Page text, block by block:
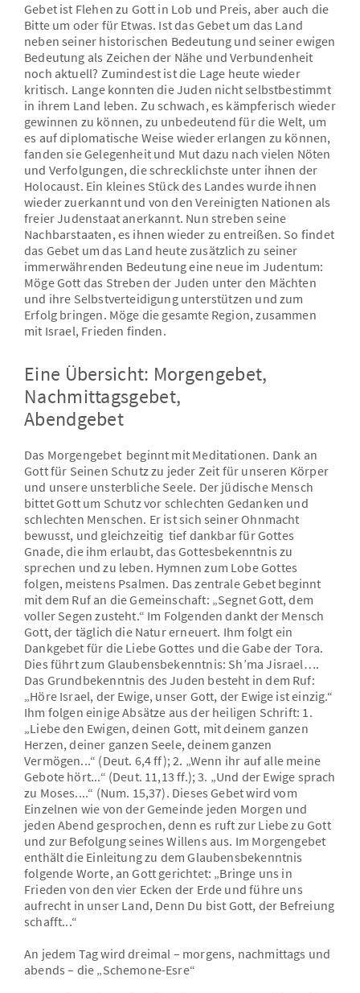
Gebet ist Flehen zu Gott in Lob und Preis, aber auch die
Bitte um oder für Etwas. Ist das Gebet um das Land
neben seiner historischen Bedeutung und seiner ewigen
Bedeutung als Zeichen der Nähe und Verbundenheit
noch aktuell? Zumindest ist die Lage heute wieder
kritisch. Lange konnten die Juden nicht selbstbestimmt
in ihrem Land leben. Zu schwach, es kämpferisch wieder
gewinnen zu können, zu unbedeutend für die Welt, um
es auf diplomatische Weise wieder erlangen zu können,
fanden sie Gelegenheit und Mut dazu nach vielen Nöten
und Verfolgungen, die schrecklichste unter ihnen der
Holocaust. Ein kleines Stück des Landes wurde ihnen
wieder zuerkannt und von den Vereinigten Nationen als
freier Judenstaat anerkannt. Nun streben seine
Nachbarstaaten, es ihnen wieder zu entreißen. So findet
das Gebet um das Land heute zusätzlich zu seiner
immerwährenden Bedeutung eine neue im Judentum:
Möge Gott das Streben der Juden unter den Mächten
und ihre Selbstverteidigung unterstützen und zum
Erfolg bringen. Möge die gesamte Region, zusammen
mit Israel, Frieden finden.
Eine Übersicht: Morgengebet,
Nachmittagsgebet,
Abendgebet
Das Morgengebet beginnt mit Meditationen. Dank an
Gott für Seinen Schutz zu jeder Zeit für unseren Körper
und unsere unsterbliche Seele. Der jüdische Mensch
bittet Gott um Schutz vor schlechten Gedanken und
schlechten Menschen. Er ist sich seiner Ohnmacht
bewusst, und gleichzeitig tief dankbar für Gottes
Gnade, die ihm erlaubt, das Gottesbekenntnis zu
sprechen und zu leben. Hymnen zum Lobe Gottes
folgen, meistens Psalmen. Das zentrale Gebet beginnt
mit dem Ruf an die Gemeinschaft: „Segnet Gott, dem
voller Segen zusteht.“ Im Folgenden dankt der Mensch
Gott, der täglich die Natur erneuert. Ihm folgt ein
Dankgebet für die Liebe Gottes und die Gabe der Tora.
Dies führt zum Glaubensbekenntnis: Sh’ma Jisrael….
Das Grundbekenntnis des Juden besteht in dem Ruf:
„Höre Israel, der Ewige, unser Gott, der Ewige ist einzig.“
Ihm folgen einige Absätze aus der heiligen Schrift: 1.
„Liebe den Ewigen, deinen Gott, mit deinem ganzen
Herzen, deiner ganzen Seele, deinem ganzen
Vermögen...“ (Deut. 6,4 ff); 2. „Wenn ihr auf alle meine
Gebote hört...“ (Deut. 11,13 ff.); 3. „Und der Ewige sprach
zu Moses....“ (Num. 15,37). Dieses Gebet wird vom
Einzelnen wie von der Gemeinde jeden Morgen und
jeden Abend gesprochen, denn es ruft zur Liebe zu Gott
und zur Befolgung seines Willens aus. Im Morgengebet
enthält die Einleitung zu dem Glaubensbekenntnis
folgende Worte, an Gott gerichtet: „Bringe uns in
Frieden von den vier Ecken der Erde und führe uns
aufrecht in unser Land, Denn Du bist Gott, der Befreiung
schafft...“
An jedem Tag wird dreimal – morgens, nachmittags und
abends – die „Schemone-Esre“